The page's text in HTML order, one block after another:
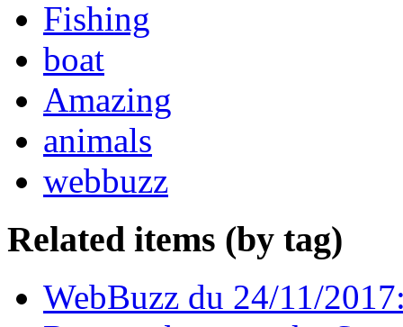
Fishing
boat
Amazing
animals
webbuzz
Related items (by tag)
WebBuzz du 24/11/